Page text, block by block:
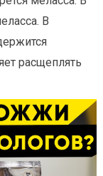
В
расщеплять